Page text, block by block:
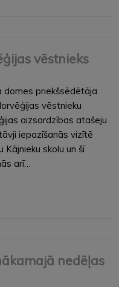
vēstnieks
domes priekšsēdētāja
vēstnieku
aizsardzības atašeju
iepazīšanās vizītē
skolu un šī
arī…
nedēļas